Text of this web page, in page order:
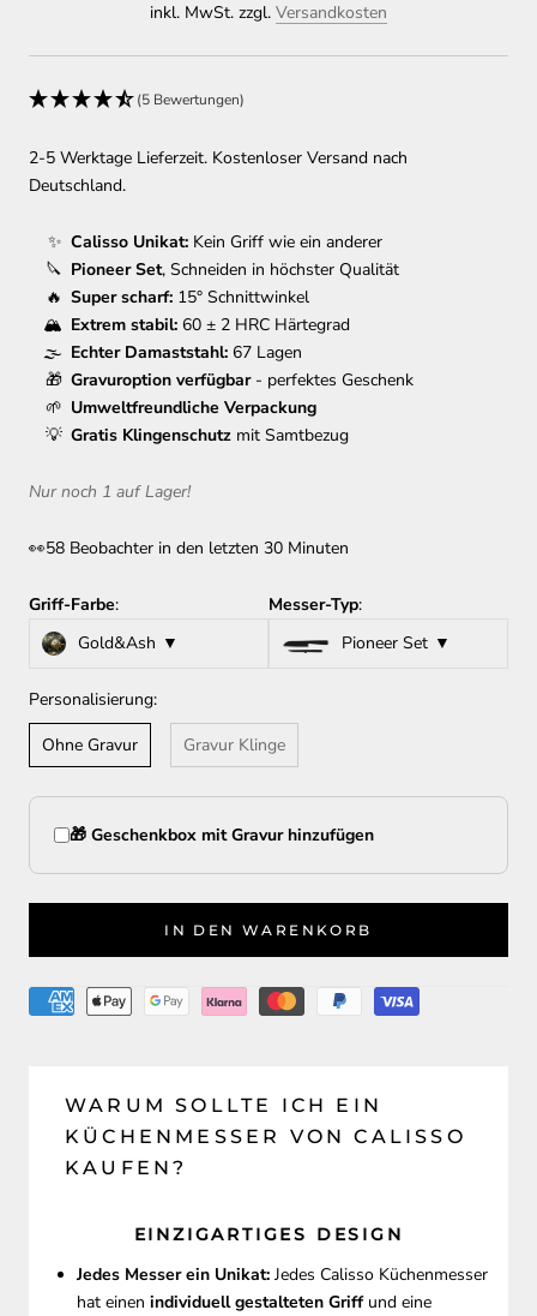
inkl. MwSt. zzgl. Versandkosten
(5 Bewertungen)
2-5 Werktage Lieferzeit. Kostenloser Versand nach
Deutschland.
Calisso Unikat: Kein Griff wie ein anderer
Pioneer Set, Schneiden in höchster Qualität
Super scharf: 15° Schnittwinkel
Extrem stabil: 60 ± 2 HRC Härtegrad
Echter Damaststahl: 67 Lagen
Gravuroption verfügbar- perfektes Geschenk
Umweltfreundliche Verpackung
Gratis Klingenschutz mit Samtbezug
Nur noch 1 auf Lager!
👀58 Beobachter in den letzten 30 Minuten
Griff-Farbe:
Gold&Ash
Messer-Typ:
Pioneer Set
Personalisierung:
Ohne Gravur
Gravur Klinge
🎁 Geschenkbox mit Gravur hinzufügen
IN DEN WARENKORB
WARUM SOLLTE ICH EIN
KÜCHENMESSER VON CALISSO
KAUFEN?
EINZIGARTIGES DESIGN
Jedes Messer ein Unikat: Jedes Calisso Küchenmesser
hat einen individuell gestalteten Griffund eine